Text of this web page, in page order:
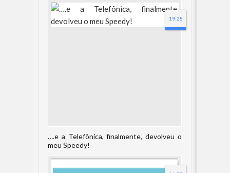
….e a Telefônica, finalmente, devolveu o
meu Speedy!
19:28